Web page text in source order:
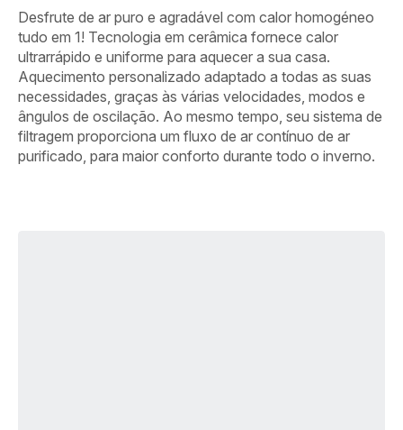
Desfrute de ar puro e agradável com calor homogéneo
tudo em 1! Tecnologia em cerâmica fornece calor
ultrarrápido e uniforme para aquecer a sua casa.
Aquecimento personalizado adaptado a todas as suas
necessidades, graças às várias velocidades, modos e
ângulos de oscilação. Ao mesmo tempo, seu sistema de
filtragem proporciona um fluxo de ar contínuo de ar
purificado, para maior conforto durante todo o inverno.